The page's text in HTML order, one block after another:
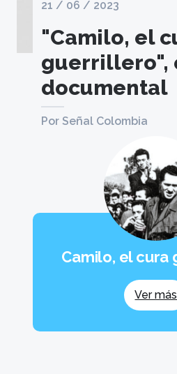
21 / 06 / 2023
"Camilo, el
guerrillero",
documental
Por Señal Colombia
Camilo, el
Ver más